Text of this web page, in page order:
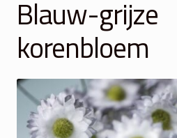
Winkelmand
Over Ons
Veelgestelde vragen
Contact
Blauw-grijze
korenbloem